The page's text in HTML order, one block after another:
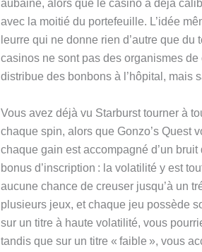
aubaine, alors que le casino a déjà
avec la moitié du portefeuille. L’idée
leurre qui ne donne rien d’autre que
casinos ne sont pas des organismes
distribue des bonbons à l’hôpital, mais
Vous avez déjà vu Starburst tourner à
chaque spin, alors que Gonzo’s Quest
chaque gain est accompagné d’un
bonus d’inscription : la volatilité y est
aucune chance de creuser jusqu’à un
plusieurs jeux, et chaque jeu possède
sur un titre à haute volatilité, vous
tandis que sur un titre « faible », vous